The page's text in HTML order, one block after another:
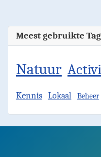
Meest gebruikte
Natuur
Kennis Lokaal Beheer